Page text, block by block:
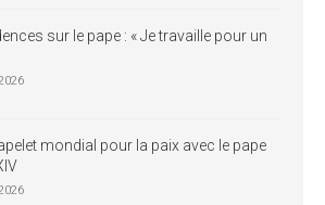
sur le pape : « Je travaille pour un
mondial pour la paix avec le pape